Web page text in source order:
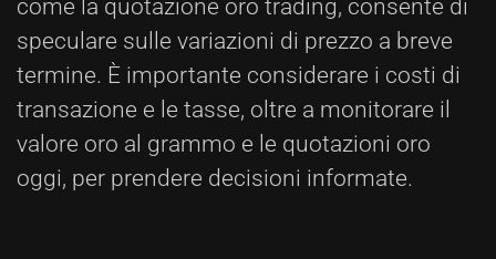
come la quotazione oro trading, consente di
speculare sulle variazioni di prezzo a breve
termine. È importante considerare i costi di
transazione e le tasse, oltre a monitorare il
valore oro al grammo e le quotazioni oro
oggi, per prendere decisioni informate.